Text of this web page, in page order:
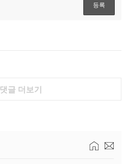
댓글 더보기